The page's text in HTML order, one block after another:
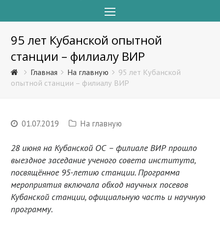
Menu
95 лет Кубанской опытной
станции – филиалу ВИР
Главная На главную
95 лет Кубанской
опытной станции – филиалу ВИР
01.07.2019 На главную
28 июня на Кубанской ОС – филиале ВИР прошло
выездное заседание ученого совета института,
посвящённое 95-летию станции. Программа
мероприятия включала обход научных посевов
Кубанской станции, официальную часть и научную
программу.